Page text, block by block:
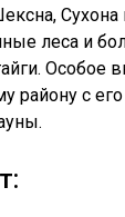
леса и
Особое
району с